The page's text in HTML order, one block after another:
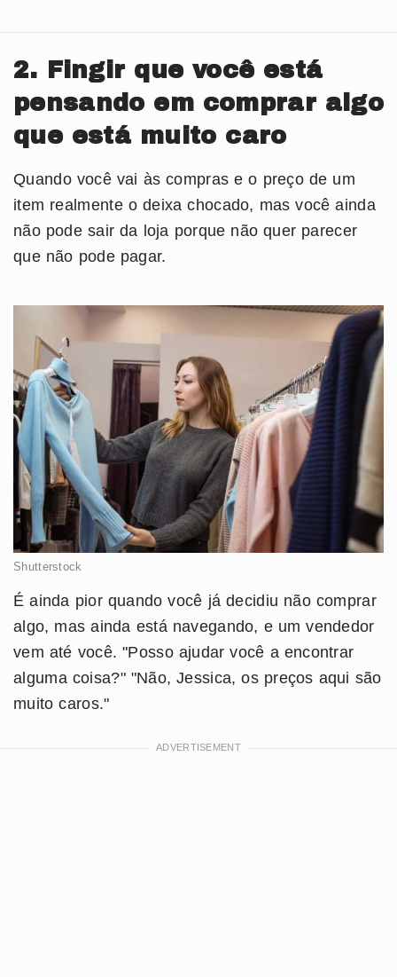
2. Fingir que você está
pensando em comprar algo
que está muito caro
Quando você vai às compras e o preço de um
item realmente o deixa chocado, mas você ainda
não pode sair da loja porque não quer parecer
que não pode pagar.
Shutterstock
É ainda pior quando você já decidiu não comprar
algo, mas ainda está navegando, e um vendedor
vem até você. "Posso ajudar você a encontrar
alguma coisa?" "Não, Jessica, os preços aqui são
muito caros."